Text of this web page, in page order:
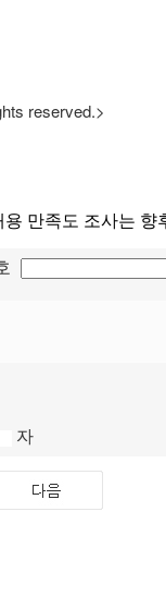
reserved.>
용 만족도 조사는 향
자